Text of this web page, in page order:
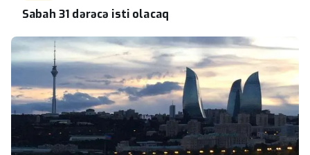
Sabah 31 dərəcə isti olacaq